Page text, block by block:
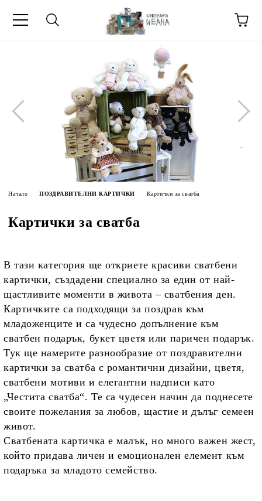
ЗА
Начало ПОЗДРАВИТЕЛНИ КАРТИЧКИ Картички за сватба
Картички за сватба
Втази категория щеоткриетекрасиви сватбени
картички, създадениспециално за единотнай-
щастливитемоменти в живота – сватбенияден.
Картичкитеса подходящизапоздрав към
младоженцитеисачудесно допълнение към
сватбенподарък, букет цветяили париченподарък.
Тукще намерите разнообразиеот поздравителни
картичкиза сватба с романтични дизайни,цветя,
сватбенимотиви иелегантни надписикато
„Честитасватба“.Те сачудесен начиндаподнесете
своите пожелания залюбов,щастиеидълъг семеен
живот.
Сватбенатакартичкаемалък,но многоважен жест,
койтопридава личениемоционаленелемент към
подаръказа младотосемейство.